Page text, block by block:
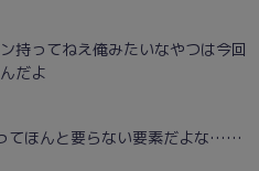
ン持ってねえ俺みたいなやつは今回
だよ
てほんと要らない要素だよな……